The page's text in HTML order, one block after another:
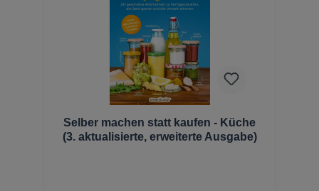
Selber machen statt kaufen - Küche
(3. aktualisierte, erweiterte Ausgabe)